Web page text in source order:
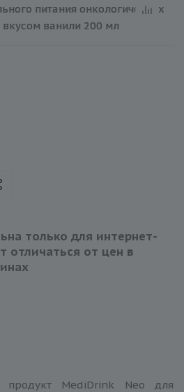
только для интернет-
отличаться от цен в
продукт MediDrink Neo для